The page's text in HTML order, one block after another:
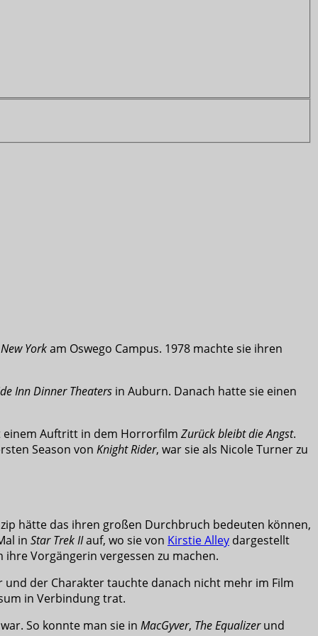
Yorkam Oswego Campus. 1978 machte sie ihren
Inn Dinner Theaters in Auburn. Danach hatte sie einen
einem Auftritt in dem Horrorfilm Zurück bleibt die Angst.
Season von Knight Rider, war sie als Nicole Turner zu
hätte das ihren großen Durchbruch bedeuten können,
in Star Trek IIauf, wo sie von Kirstie Alley dargestellt
Vorgängerin vergessen zu machen.
der Charakter tauchte danach nicht mehr im Film
in Verbindung trat.
So konnte man sie in MacGyver, The Equalizerund